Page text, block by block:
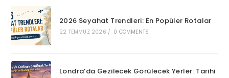
2026 Seyahat Trendleri: En Popüler Rotalar
22 TEMMUZ 2026 / 0 COMMENTS
Londra’da Gezilecek Görülecek Yerler: Tarihi